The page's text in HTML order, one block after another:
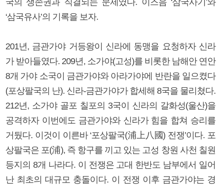
‘삼국유사’의 기록을 보자.
201년, 금관가야 거등왕이 신라에 동맹을 요청하자 신라
가 받아들였다. 209년, 소가야(고성)를 비롯한 남해안 연안
8개 가야 소국이 금관가야와 아라가야에 반란을 일으켰다
(포상팔국의 난). 신라-금관가야가 합세해 8국을 물리쳤다.
212년, 소가야 골포 칠포의 3국이 신라의 갈화성(울산)을
공격하자 이번에도 금관가야와 신라가 힘을 합쳐 승리를
거뒀다. 이것이 이른바 ‘포상팔국(浦上八國) 전쟁’이다. 포
상팔국은 포(浦), 즉 항구를 끼고 있는 고성 창원 사천 칠원
등지의 8개 나라다. 이 전쟁은 고대 한반도 남부에서 일어
난 최초의 대규모 충돌이다. 이 전쟁 이후 금관가야는 경